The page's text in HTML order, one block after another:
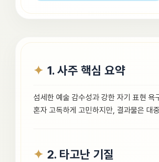
1. 사주 핵심 요약
섬세한 예술 감수성과 강한 자기 표현 욕
혼자 고독하게 고민하지만, 결과물은 대
2. 타고난 기질